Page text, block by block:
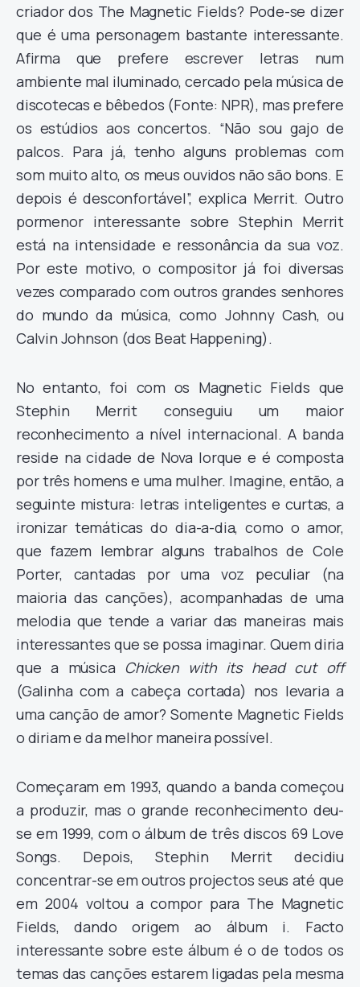
criador dos The Magnetic Fields? Pode-se dizer
que é uma personagem bastante interessante.
Afirma que prefere escrever letras num
ambiente mal iluminado, cercado pela música de
discotecas e bêbedos (Fonte: NPR), mas prefere
os estúdios aos concertos. “Não sou gajo de
palcos. Para já, tenho alguns problemas com
som muito alto, os meus ouvidos não são bons. E
depois é desconfortável”, explica Merrit. Outro
pormenor interessante sobre Stephin Merrit
está na intensidade e ressonância da sua voz.
Por este motivo, o compositor já foi diversas
vezes comparado com outros grandes senhores
do mundo da música, como Johnny Cash, ou
Calvin Johnson (dos Beat Happening).
No entanto, foi com os Magnetic Fields que
Stephin Merrit conseguiu um maior
reconhecimento a nível internacional. A banda
reside na cidade de Nova Iorque e é composta
por três homens e uma mulher. Imagine, então, a
seguinte mistura: letras inteligentes e curtas, a
ironizar temáticas do dia-a-dia, como o amor,
que fazem lembrar alguns trabalhos de Cole
Porter, cantadas por uma voz peculiar (na
maioria das canções), acompanhadas de uma
melodia que tende a variar das maneiras mais
interessantes que se possa imaginar. Quem diria
que a música Chicken with its head cut off
(Galinha com a cabeça cortada) nos levaria a
uma canção de amor? Somente Magnetic Fields
o diriam e da melhor maneira possível.
Começaram em 1993, quando a banda começou
a produzir, mas o grande reconhecimento deu-
se em 1999, com o álbum de três discos 69 Love
Songs. Depois, Stephin Merrit decidiu
concentrar-se em outros projectos seus até que
em 2004 voltou a compor para The Magnetic
Fields, dando origem ao álbum i. Facto
interessante sobre este álbum é o de todos os
temas das canções estarem ligadas pela mesma